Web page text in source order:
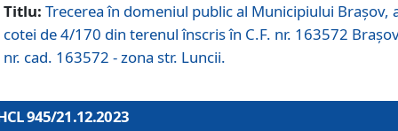
Titlu: Trecerea în domeniul public al Municipiului Braşov,
cotei de 4/170 din terenul înscris în C.F. nr. 163572
nr. cad. 163572 - zona str. Luncii.
945/21.12.2023